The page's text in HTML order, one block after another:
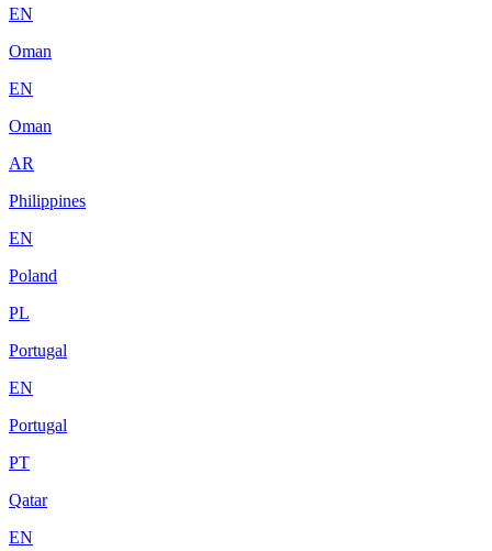
EN
Oman
EN
Oman
AR
Philippines
EN
Poland
PL
Portugal
EN
Portugal
PT
Qatar
EN